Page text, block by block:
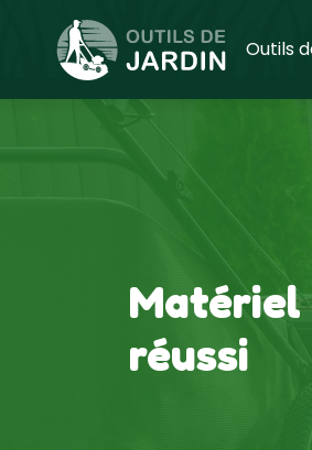
Outils
Matériel
réussi